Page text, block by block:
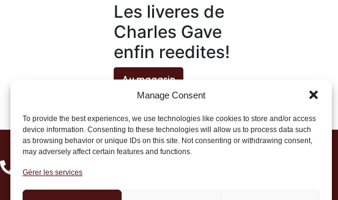
Manage Consent
To provide the best experiences, we use technologies like cookies to store and/or access
device information. Consenting to these technologies will allow us to process data such
as browsing behavior or unique IDs on this site. Not consenting or withdrawing consent,
may adversely affect certain features and functions.
Gérer les services
Les liveres de
Charles Gave
enfin reedites!
Au magasin
+33 (0)1 71 20 45 39